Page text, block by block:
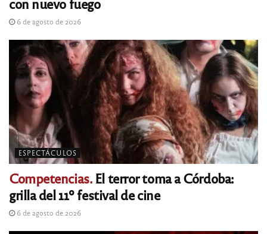
6 de agosto de 2026
ESPECTÁCULOS
Competencias.El terror toma a Córdoba:
grilla del 11º festival de cine
6 de agosto de 2026